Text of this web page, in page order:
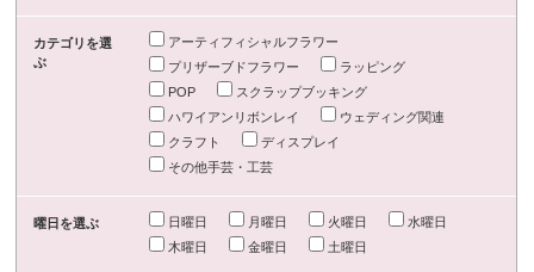
カテゴリを選
ぶ
アーティフィシャルフラワー
プリザーブドフラワー
ラッピング
POP
スクラップブッキング
ハワイアンリボンレイ
ウェディング関連
クラフト
ディスプレイ
その他手芸・工芸
曜日を選ぶ 日曜日 月曜日 火曜日
水曜日
木曜日
金曜日 土曜日